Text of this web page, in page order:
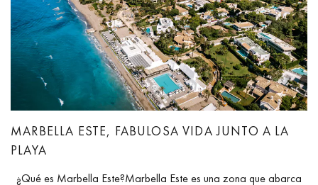
MARBELLA ESTE, FABULOSA VIDA JUNTO A LA
PLAYA
¿Qué es Marbella Este?Marbella Este es una zona que abarca